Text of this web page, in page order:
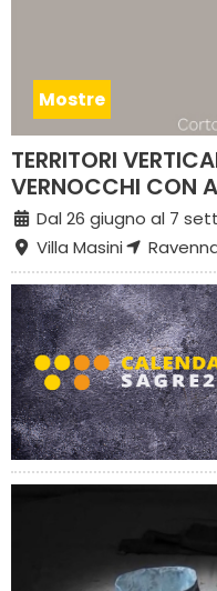
Mostre
TERRITORI
VERNOCCHI CON
Dal 26 giugno al 7
Villa Masini